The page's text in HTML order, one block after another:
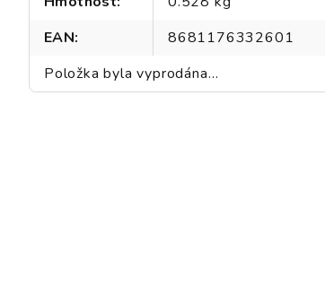
EAN:
8681176332601
Položka byla vyprodána…